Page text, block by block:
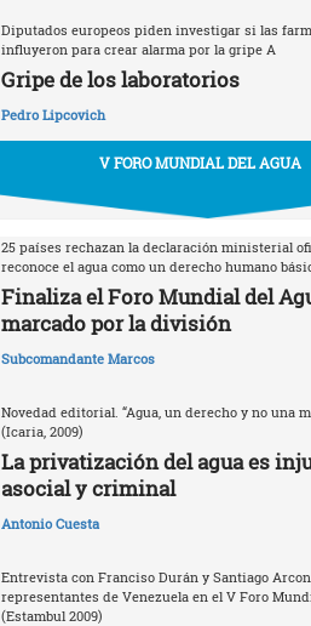
Diputados europeos piden investigar si las
influyeron para crear alarma por la gripe A
Gripe de los laboratorios
Pedro Lipcovich
V FORO MUNDIAL DEL AGUA
25 países rechazan la declaración ministerial
reconoce el agua como un derecho humano
Finaliza el Foro Mundial del
marcado por la división
Subcomandante Marcos
Novedad editorial. “Agua, un derecho y no una
(Icaria, 2009)
La privatización del agua es
asocial y criminal
Antonio Cuesta
Entrevista con Franciso Durán y Santiago
representantes de Venezuela en el V Foro
(Estambul 2009)